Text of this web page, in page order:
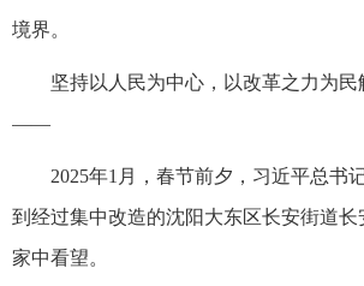
境界。
坚持以人民为中心，以改革之力为民
——
2025年1月，春节前夕，习近平总书
到经过集中改造的沈阳大东区长安街道长
家中看望。